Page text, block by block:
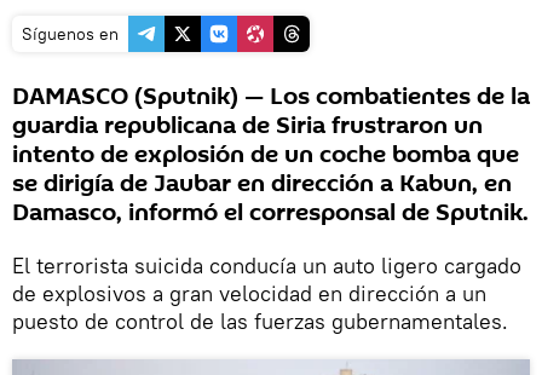
Síguenos en
DAMASCO (Sputnik) — Los combatientes de la
guardia republicana de Siria frustraron un
intento de explosión de un coche bomba que
se dirigía de Jaubar en dirección a Kabun, en
Damasco, informó el corresponsal de Sputnik.
El terrorista suicida conducía un auto ligero cargado
de explosivos a gran velocidad en dirección a un
puesto de control de las fuerzas gubernamentales.